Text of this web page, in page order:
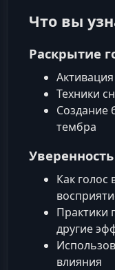
Что вы
Раскрытие
Техники
Создание
тембра
Как голос
Практики
другие
влияния